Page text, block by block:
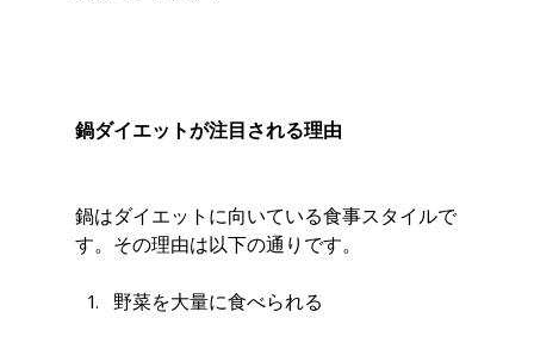
鍋ダイエットが注目される理由
鍋はダイエットに向いている食事スタイルで
す。その理由は以下の通りです。
野菜を大量に食べられる